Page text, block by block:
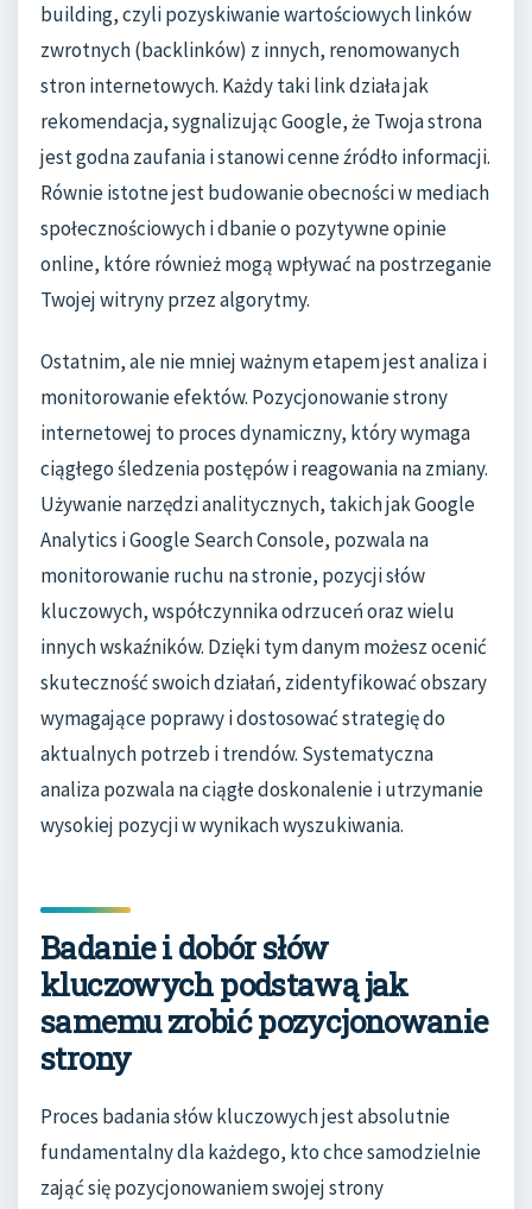
building, czyli pozyskiwanie wartościowych linków
zwrotnych (backlinków) z innych, renomowanych
stron internetowych. Każdy taki link działa jak
rekomendacja, sygnalizując Google, że Twoja strona
jest godna zaufania i stanowi cenne źródło informacji.
Równie istotne jest budowanie obecności w mediach
społecznościowych i dbanie o pozytywne opinie
online, które również mogą wpływać na postrzeganie
Twojej witryny przez algorytmy.
Ostatnim, ale nie mniej ważnym etapem jest analiza i
monitorowanie efektów. Pozycjonowanie strony
internetowej to proces dynamiczny, który wymaga
ciągłego śledzenia postępów i reagowania na zmiany.
Używanie narzędzi analitycznych, takich jak Google
Analytics i Google Search Console, pozwala na
monitorowanie ruchu na stronie, pozycji słów
kluczowych, współczynnika odrzuceń oraz wielu
innych wskaźników. Dzięki tym danym możesz ocenić
skuteczność swoich działań, zidentyfikować obszary
wymagające poprawy i dostosować strategię do
aktualnych potrzeb i trendów. Systematyczna
analiza pozwala na ciągłe doskonalenie i utrzymanie
wysokiej pozycji w wynikach wyszukiwania.
Badanie i dobór słów
kluczowych podstawą jak
samemu zrobić pozycjonowanie
strony
Proces badania słów kluczowych jest absolutnie
fundamentalny dla każdego, kto chce samodzielnie
zająć się pozycjonowaniem swojej strony